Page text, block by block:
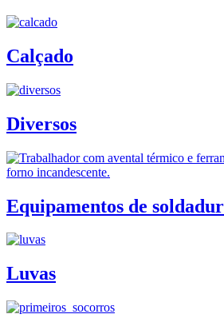
Calçado
Diversos
Equipamentos de
Luvas